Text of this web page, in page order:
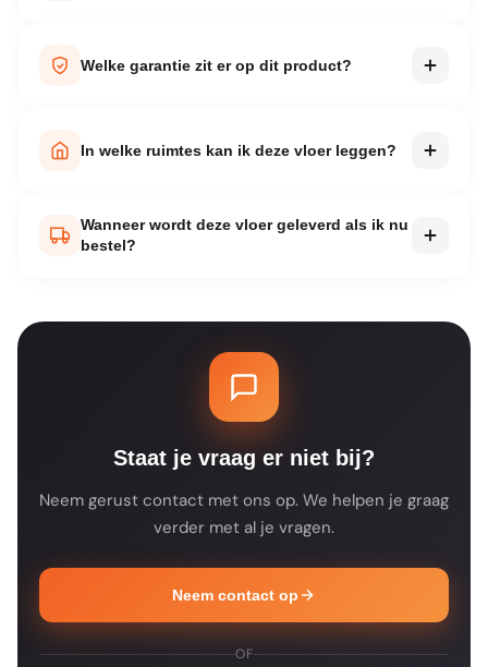
is voor vloerverwarming. De meeste van
oppervlaktetemperatuur die de fabrikant
Welke garantie zit er op dit product?
fabrieksgarantie. De exacte garantieperiode
correcte installatie volgens de handleiding
is je vloer jarenlang beschermd.
In welke ruimtes kan ik deze vloer leggen?
vloeren zijn geschikt voor badkamer, keuken
Wanneer wordt deze vloer geleverd als ik nu
bestel?
leveren we binnen 2 tot 5 werkdagen. Als
je dat op de productpagina. Je ontvangt na
je bestelling altijd een bevestiging met de
verwachte leverdatum.
Staat je vraag er niet bij?
Neem gerust contact met ons op. We helpen je graag
verder met al je vragen.
Neem contact op
OF